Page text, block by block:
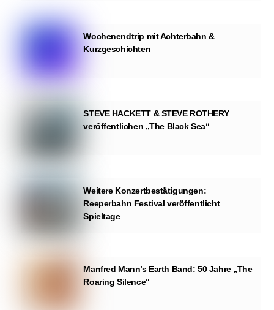
Wochenendtrip mit Achterbahn &
Kurzgeschichten
STEVE HACKETT & STEVE ROTHERY
veröffentlichen „The Black Sea“
Weitere Konzertbestätigungen:
Reeperbahn Festival veröffentlicht
Spieltage
Manfred Mann’s Earth Band: 50 Jahre „The
Roaring Silence“